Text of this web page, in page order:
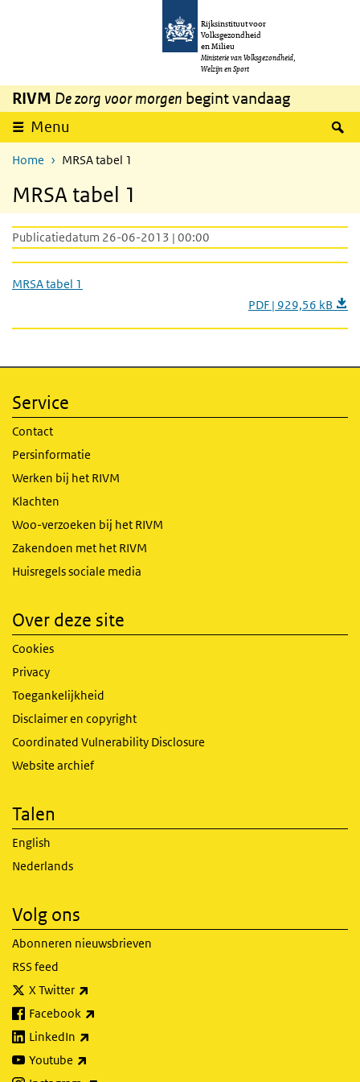
Overslaan en naar de inhoud gaan
Rijksinstituut voor
Volksgezondheid
en Milieu
Ministerie van Volksgezondheid,
Welzijn en Sport
RIVM De zorg voor morgen begint vandaag
Menu
Home MRSA tabel 1
MRSA tabel 1
Publicatiedatum 26-06-2013 | 00:00
MRSA tabel 1
PDF | 929,56 kB
Service
Contact
Persinformatie
Werken bij het RIVM
Klachten
Woo-verzoeken bij het RIVM
Zakendoen met het RIVM
Huisregels sociale media
Over deze site
Cookies
Privacy
Toegankelijkheid
Disclaimer en copyright
Coordinated Vulnerability Disclosure
Website archief
Talen
English
Nederlands
Volg ons
Abonneren nieuwsbrieven
RSS feed
X Twitter
Facebook
LinkedIn
Youtube